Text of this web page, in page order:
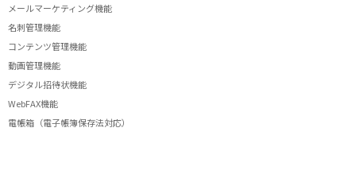
メールマーケティング機能
名刺管理機能
コンテンツ管理機能
動画管理機能
デジタル招待状機能
WebFAX機能
電帳箱（電子帳簿保存法対応）